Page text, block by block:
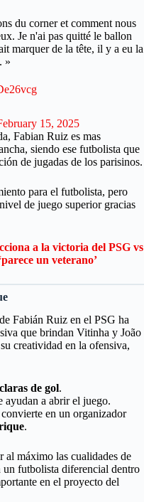
du corner et comment nous
Je n'ai pas quitté le ballon
marquer de la tête, il y a eu la
»
15, 2025
Fabian Ruiz es mas
siendo ese futbolista que
de jugadas de los parisinos.
para el futbolista, pero
de juego superior gracias
a la victoria del PSG vs
un veterano’
Fabián Ruiz en el PSG ha
que brindan Vitinha y João
creatividad en la ofensiva,
de gol.
ayudan a abrir el juego.
en un organizador
.
al máximo las cualidades de
futbolista diferencial dentro
en el proyecto del